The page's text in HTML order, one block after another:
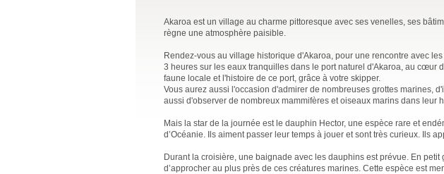
Akaroa est un village au charme pittoresque avec ses venelles, ses
règne une atmosphère paisible.
Rendez-vous au village historique d'Akaroa, pour une rencontre avec
3 heures sur les eaux tranquilles dans le port naturel d'Akaroa, au cœur
faune locale et l'histoire de ce port, grâce à votre skipper.
Vous aurez aussi l'occasion d'admirer de nombreuses grottes marines,
aussi d'observer de nombreux mammifères et oiseaux marins dans leur
Mais la star de la journée est le dauphin Hector, une espèce rare et
d’Océanie. Ils aiment passer leur temps à jouer et sont très curieux. Ils
Durant la croisière, une baignade avec les dauphins est prévue. En
d’approcher au plus près de ces créatures marines. Cette espèce est